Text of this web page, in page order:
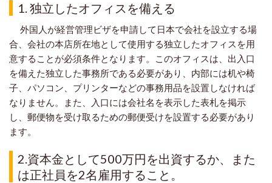
1.独立したオフィスを備える
外国人が経営管理ビザを申請して日本で会社を設立する場
合、会社の本店所在地として使用する独立したオフィスを用
意することが必須条件となります。このオフィスは、出入口
を備えた独立した事務所である必要があり、内部には机や椅
子、パソコン、プリンターなどの事務用品を設置しなければ
なりません。また、入口には会社名を表示した表札を掲示
し、郵便物を受け取るための郵便受けを設置する必要があり
ます。
2.資本金として500万円を出資するか、また
は正社員を2名雇用すること。